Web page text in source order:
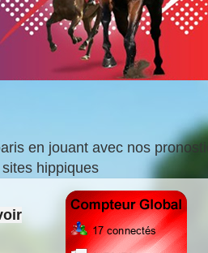
en jouant avec nos
hippiques